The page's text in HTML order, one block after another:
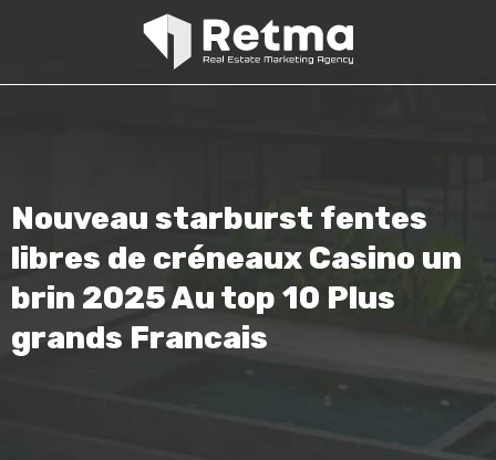
Nouveau starburst fentes
libres de créneaux Casino un
brin 2025 Au top 10 Plus
grands Francais